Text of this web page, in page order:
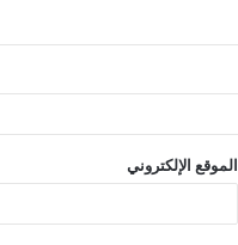
الموقع الإلكتروني